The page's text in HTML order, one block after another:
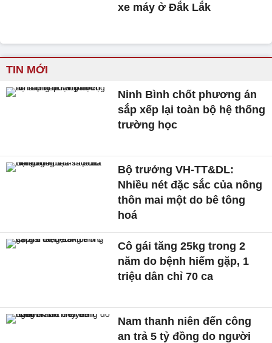
xe máy ở Đắk Lắk
TIN MỚI
Ninh Bình chốt phương án
sắp xếp lại toàn bộ hệ thống
trường học
Bộ trưởng VH-TT&DL:
Nhiều nét đặc sắc của nông
thôn mai một do bê tông
hoá
Cô gái tăng 25kg trong 2
năm do bệnh hiếm gặp, 1
triệu dân chỉ 70 ca
Nam thanh niên đến công
an trả 5 tỷ đồng do người